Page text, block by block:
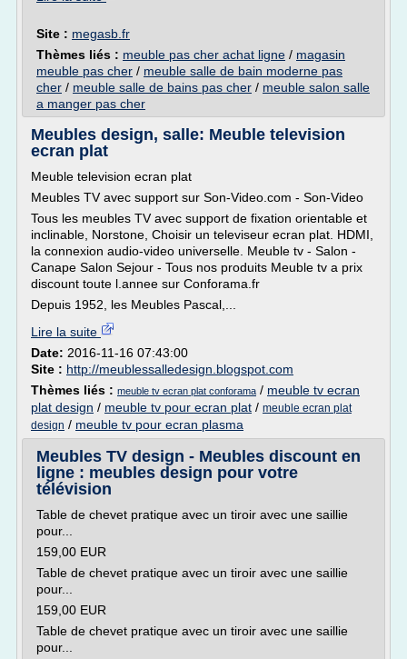
Site : megasb.fr
Thèmes liés : meuble pas cher achat ligne / magasin
meuble pas cher / meuble salle de bain moderne pas
cher / meuble salle de bains pas cher / meuble salon salle
a manger pas cher
Meubles design, salle: Meuble television
ecran plat
Meuble television ecran plat
Meubles TV avec support sur Son-Video.com - Son-Video
Tous les meubles TV avec support de fixation orientable et
inclinable, Norstone, Choisir un televiseur ecran plat. HDMI,
la connexion audio-video universelle. Meuble tv - Salon -
Canape Salon Sejour - Tous nos produits Meuble tv a prix
discount toute l.annee sur Conforama.fr
Depuis 1952, les Meubles Pascal,...
Lire la suite
Date: 2016-11-16 07:43:00
Site : http://meublessalledesign.blogspot.com
Thèmes liés : meuble tv ecran plat conforama / meuble tv ecran
plat design / meuble tv pour ecran plat / meuble ecran plat
design / meuble tv pour ecran plasma
Meubles TV design - Meubles discount en
ligne : meubles design pour votre
télévision
Table de chevet pratique avec un tiroir avec une saillie
pour...
159,00 EUR
Table de chevet pratique avec un tiroir avec une saillie
pour...
159,00 EUR
Table de chevet pratique avec un tiroir avec une saillie
pour...